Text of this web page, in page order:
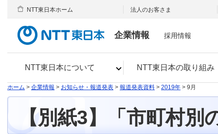
企業情報
NTT東日本について NTT東日本の取り組み
NTT東日本ホーム 法人のお客さま
採用情報
ホーム > 企業情報 > お知らせ・報道発表 > 報道発表資料 > 2019年 > 9月
【別紙3】「市町村